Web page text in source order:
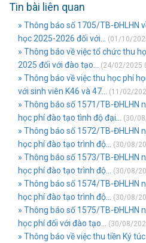
Tin bài liên quan
» Thông báo số 1705/TB-ĐHLHN
học 2025-2026 đối với...
(01/10/
» Thông báo về việc tổ chức thu
2025 đối với đào tạo...
(24/02/2025
» Thông báo về việc thu học phí
với sinh viên K46 và 47...
(11/02/
» Thông báo số 1571/TB-ĐHLHN
học phí đào tạo tình độ đại...
(30/
» Thông báo số 1572/TB-ĐHLHN
học phí đào tạo trình độ...
(30/08/
» Thông báo số 1573/TB-ĐHLHN
học phí đào tạo trình độ...
(30/08/
» Thông báo số 1574/TB-ĐHLHN
học phí đào tạo trình độ...
(30/08/
» Thông báo số 1575/TB-ĐHLHN
học phí đối với đào tạo...
(30/08/
» Thông báo về việc thu tiền Ký